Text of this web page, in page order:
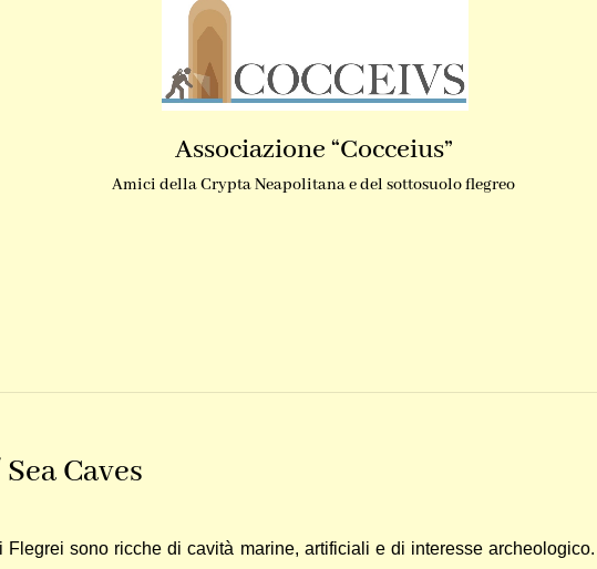
Associazione “Cocceius”
Amici della Crypta Neapolitana e del sottosuolo flegreo
Caves
sono ricche di cavità marine, artificiali e di interesse archeologico.